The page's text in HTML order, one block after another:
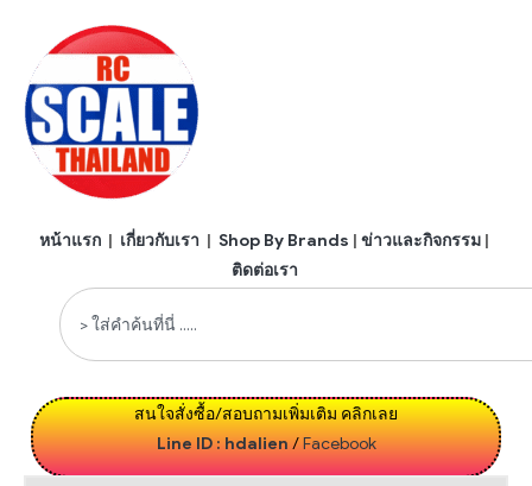
หน้าแรก | เกี่ยวกับเรา | Shop By Brands | ข่าวและกิจกรรม |
ติดต่อเรา
สนใจสั่งซื้อ/สอบถามเพิ่มเติม คลิกเลย
Line ID : hdalien/Facebook